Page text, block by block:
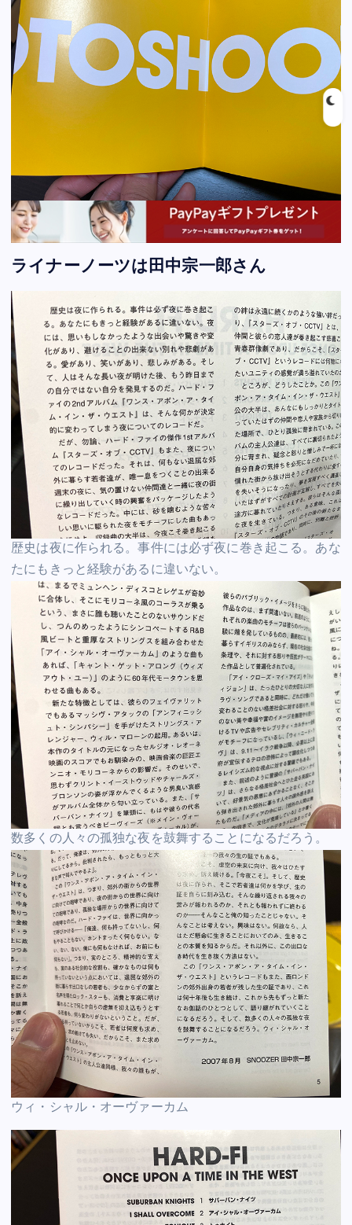
ライナーノーツは田中宗一郎さん
歴史は夜に作られる。事件には必ず夜に巻き起こる。あな
たにもきっと経験があるに違いない。
数多くの人々の孤独な夜を鼓舞することになるだろう。
ウィ・シャル・オーヴァーカム